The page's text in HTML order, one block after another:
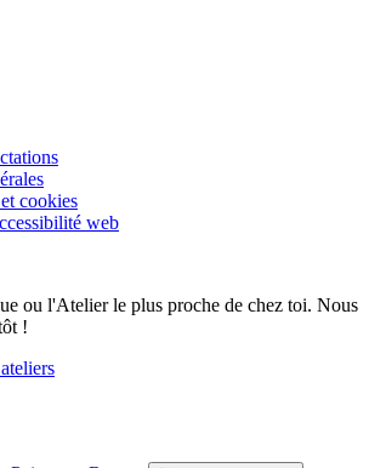
cookies
web
ou l'Atelier le plus proche de chez toi. Nous
!